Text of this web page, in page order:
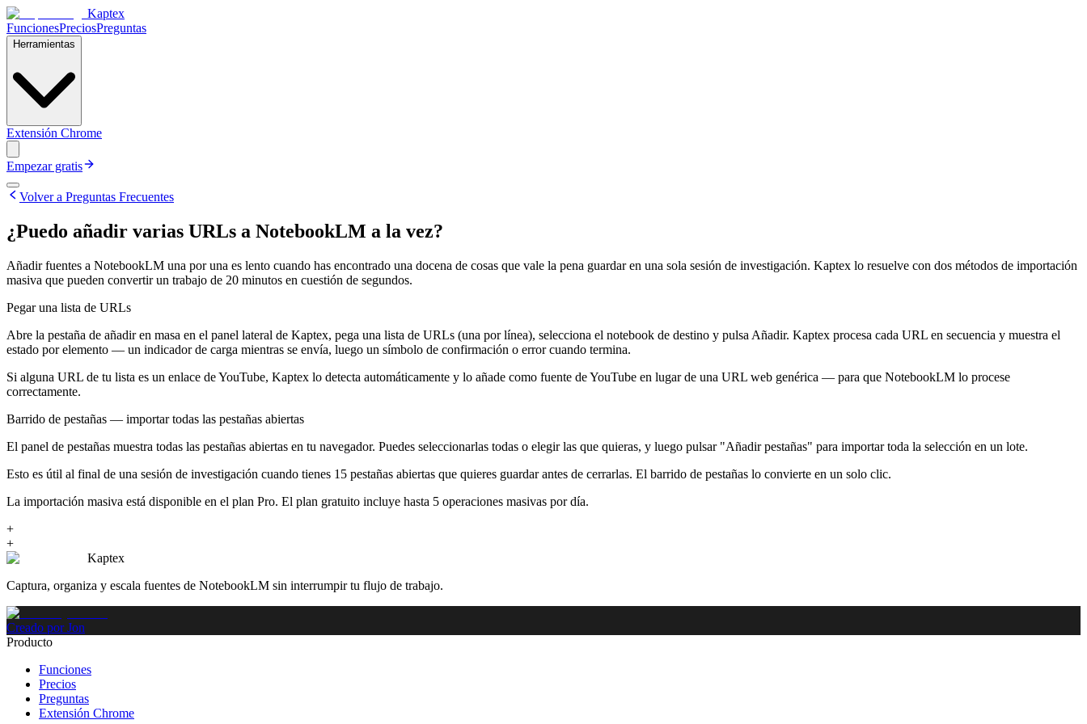
Kaptex
FuncionesPreciosPreguntas
Herramientas
Extensión Chrome
Empezar gratis
Volver a Preguntas Frecuentes
¿Puedo añadir varias URLs a NotebookLM a la vez?
Añadir fuentes a NotebookLM una por una es lento cuando has encontrado una docena de cosas que vale la pena guardar en una sola sesión de investigación. Kaptex lo resuelve con dos métodos de importación
masiva que pueden convertir un trabajo de 20 minutos en cuestión de segundos.
Pegar una lista de URLs
Abre la pestaña de añadir en masa en el panel lateral de Kaptex, pega una lista de URLs (una por línea), selecciona el notebook de destino y pulsa Añadir. Kaptex procesa cada URL en secuencia y muestra el
estado por elemento — un indicador de carga mientras se envía, luego un símbolo de confirmación o error cuando termina.
Si alguna URL de tu lista es un enlace de YouTube, Kaptex lo detecta automáticamente y lo añade como fuente de YouTube en lugar de una URL web genérica — para que NotebookLM lo procese
correctamente.
Barrido de pestañas — importar todas las pestañas abiertas
El panel de pestañas muestra todas las pestañas abiertas en tu navegador. Puedes seleccionarlas todas o elegir las que quieras, y luego pulsar "Añadir pestañas" para importar toda la selección en un lote.
Esto es útil al final de una sesión de investigación cuando tienes 15 pestañas abiertas que quieres guardar antes de cerrarlas. El barrido de pestañas lo convierte en un solo clic.
La importación masiva está disponible en el plan Pro. El plan gratuito incluye hasta 5 operaciones masivas por día.
+
+
Kaptex
Captura, organiza y escala fuentes de NotebookLM sin interrumpir tu flujo de trabajo.
Creado por Jon
Producto
Funciones
Precios
Preguntas
Extensión Chrome